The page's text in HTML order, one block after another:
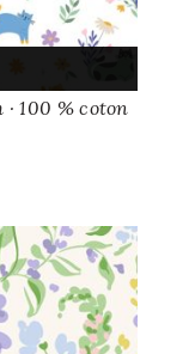
100 % coton